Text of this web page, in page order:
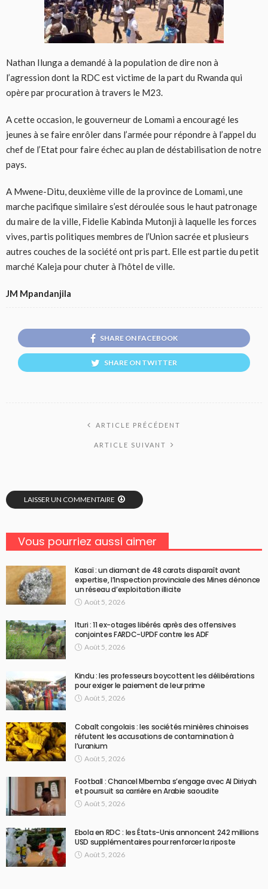
Nathan Ilunga a demandé à la population de dire non à
l’agression dont la RDC est victime de la part du Rwanda qui
opère par procuration à travers le M23.
A cette occasion, le gouverneur de Lomami a encouragé les
jeunes à se faire enrôler dans l’armée pour répondre à l’appel du
chef de l’Etat pour faire échec au plan de déstabilisation de notre
pays.
A Mwene-Ditu, deuxième ville de la province de Lomami, une
marche pacifique similaire s’est déroulée sous le haut patronage
du maire de la ville, Fidelie Kabinda Mutonji à laquelle les forces
vives, partis politiques membres de l’Union sacrée et plusieurs
autres couches de la société ont pris part. Elle est partie du petit
marché Kaleja pour chuter à l’hôtel de ville.
JM Mpandanjila
SHARE ON FACEBOOK
SHARE ON TWITTER
ARTICLE PRÉCÉDENT
ARTICLE SUIVANT
LAISSER UN COMMENTAIRE
Vous pourriez aussi aimer
Kasaï : un diamant de 48 carats disparaît avant
expertise, l’Inspection provinciale des Mines dénonce
un réseau d’exploitation illicite
Août 5, 2026
Ituri : 11 ex-otages libérés après des offensives
conjointes FARDC-UPDF contre les ADF
Août 5, 2026
Kindu : les professeurs boycottent les délibérations
pour exiger le paiement de leur prime
Août 5, 2026
Cobalt congolais : les sociétés minières chinoises
réfutent les accusations de contamination à
l’uranium
Août 5, 2026
Football : Chancel Mbemba s’engage avec Al Diriyah
et poursuit sa carrière en Arabie saoudite
Août 5, 2026
Ebola en RDC : les États-Unis annoncent 242 millions
USD supplémentaires pour renforcer la riposte
Août 5, 2026